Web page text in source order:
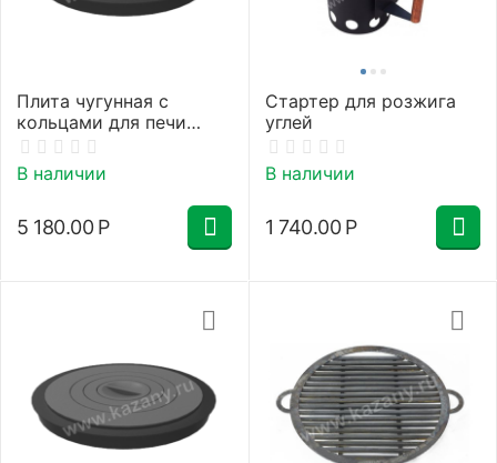
Плита чугунная с
кольцами для печи
40см
В наличии
5 180.00 Р
Стартер для розжига
углей
В наличии
1 740.00 Р